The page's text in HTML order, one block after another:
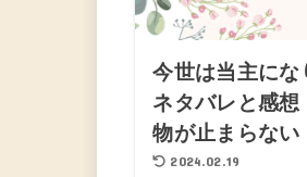
今世は当主に
ネタバレと感
物が止まらない
2024.02.19